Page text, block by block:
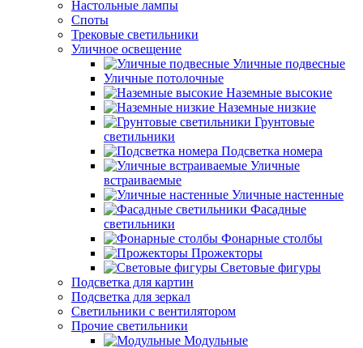
Настольные лампы
Споты
Трековые светильники
Уличное освещение
Уличные подвесные
Уличные потолочные
Наземные высокие
Наземные низкие
Грунтовые
светильники
Подсветка номера
Уличные
встраиваемые
Уличные настенные
Фасадные
светильники
Фонарные столбы
Прожекторы
Световые фигуры
Подсветка для картин
Подсветка для зеркал
Светильники с вентилятором
Прочие светильники
Модульные